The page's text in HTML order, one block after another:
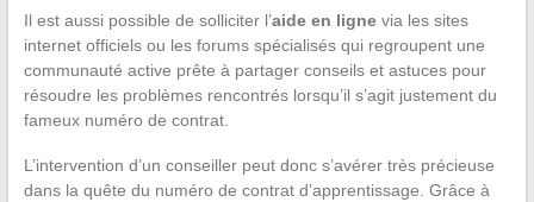
Il est aussi possible de solliciter l’aide en lignevia les sites
internet officiels ou les forums spécialisés qui regroupent une
communauté active prête à partager conseils et astuces pour
résoudre les problèmes rencontrés lorsqu’il s’agit justement du
fameux numéro de contrat.
L’intervention d’un conseiller peut donc s’avérer très précieuse
dans la quête du numéro de contrat d’apprentissage. Grâce à